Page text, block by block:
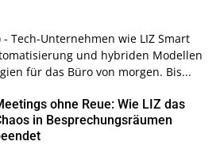
- Tech-Unternehmen wie LIZ Smart
und hybriden Modellen
für das Büro von morgen. Bis...
ohne Reue: Wie LIZ das
in Besprechungsräumen